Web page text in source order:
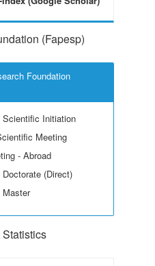
(Fapesp)
Foundation
Initiation
Meeting
- Abroad
(Direct)
Master